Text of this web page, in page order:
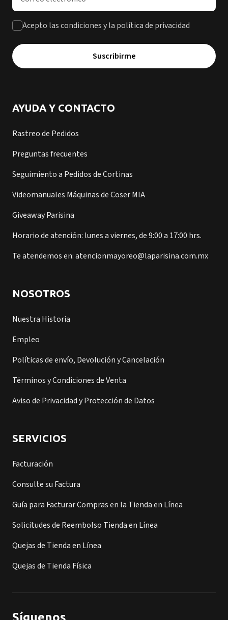
Acepto las condiciones y la política de privacidad
Suscribirme
AYUDA Y CONTACTO
Rastreo de Pedidos
Preguntas frecuentes
Seguimiento a Pedidos de Cortinas
Videomanuales Máquinas de Coser MIA
Giveaway Parisina
Horario de atención: lunes a viernes, de 9:00 a 17:00 hrs.
Te atendemos en: atencionmayoreo@laparisina.com.mx
NOSOTROS
Nuestra Historia
Empleo
Políticas de envío, Devolución y Cancelación
Términos y Condiciones de Venta
Aviso de Privacidad y Protección de Datos
SERVICIOS
Facturación
Consulte su Factura
Guía para Facturar Compras en la Tienda en Línea
Solicitudes de Reembolso Tienda en Línea
Quejas de Tienda en Línea
Quejas de Tienda Física
Síguenos